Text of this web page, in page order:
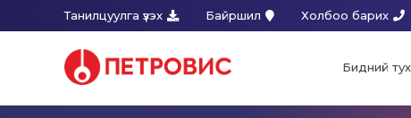
Танилцуулга үзэх Байршил Холбоо барих
Бидний